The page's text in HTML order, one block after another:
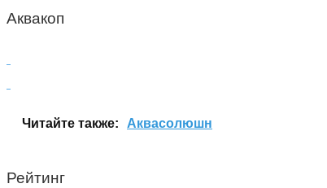
Аквакоп
Читайте также: Аквасолюшн
Рейтинг